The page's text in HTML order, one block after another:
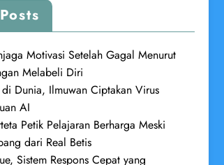
Motivasi Setelah Gagal Menurut
Melabeli Diri
di Dunia, Ilmuwan Ciptakan Virus
AI
Petik Pelajaran Berharga Meski
dari Real Betis
Sistem Respons Cepat yang